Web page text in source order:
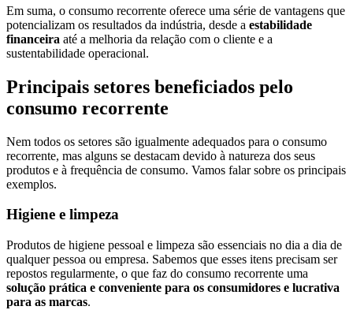
Em suma, o consumo recorrente oferece uma série de vantagens que
potencializam os resultados da indústria, desde a estabilidade
financeira até a melhoria da relação com o cliente e a
sustentabilidade operacional.
Principais setores beneficiados pelo
consumo recorrente
Nem todos os setores são igualmente adequados para o consumo
recorrente, mas alguns se destacam devido à natureza dos seus
produtos e à frequência de consumo. Vamos falar sobre os principais
exemplos.
Higiene e limpeza
Produtos de higiene pessoal e limpeza são essenciais no dia a dia de
qualquer pessoa ou empresa. Sabemos que esses itens precisam ser
repostos regularmente, o que faz do consumo recorrente uma
solução prática e conveniente para os consumidores e lucrativa
para as marcas.